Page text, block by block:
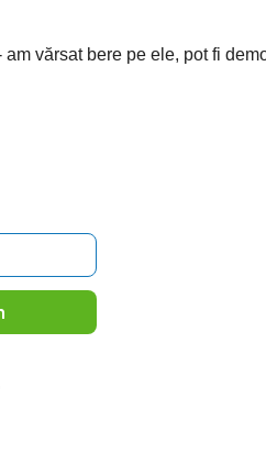
vărsat bere pe ele, pot fi